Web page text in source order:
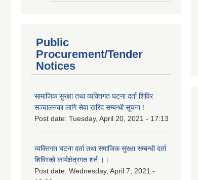
Public
Procurement/Tender
Notices
सामाजिक सुरक्षा तथा व्यक्तिगत घटना दर्ता शिविर
सञ्चालनका लागि सेवा खरिद सम्बन्धी सूचना !
Post date: Tuesday, April 20, 2021 - 17:13
व्यक्तिगत घटना दर्ता तथा समाजिक सुरक्षा सम्बन्धी दर्ता
शिविरको कार्यक्षेत्रगत शर्त ।।
Post date: Wednesday, April 7, 2021 -